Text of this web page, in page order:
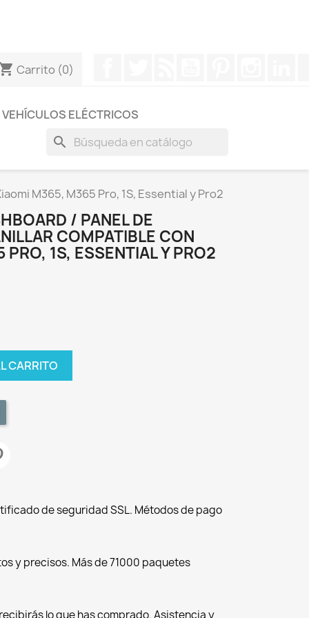
Carrito (0)
VEHÍCULOS ELÉCTRICOS
search
M365, M365 Pro, 1S, Essential y Pro2
/ PANEL DE
COMPATIBLE CON
1S, ESSENTIAL Y PRO2
CARRITO
de seguridad SSL. Métodos de pago
y precisos. Más de 71000 paquetes
lo que has comprado. Asistencia y